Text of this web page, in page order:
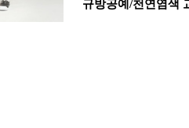
규방공예/천연염색